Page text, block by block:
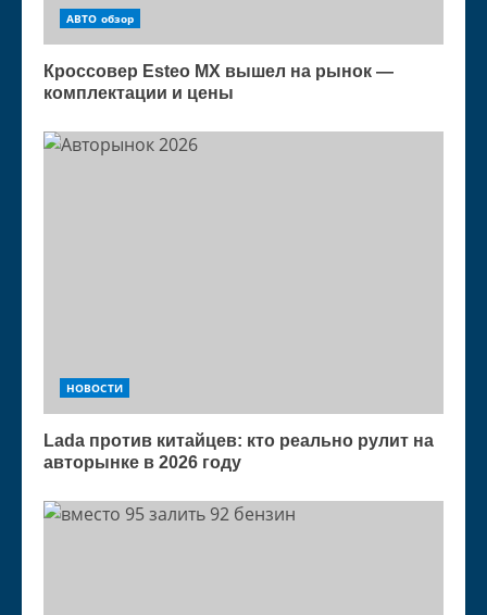
АВТО обзор
Кроссовер Esteo MX вышел на рынок —
комплектации и цены
НОВОСТИ
Lada против китайцев: кто реально рулит на
авторынке в 2026 году